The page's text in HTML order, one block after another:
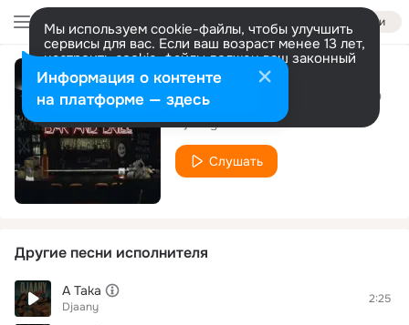
Войти
Мы используем cookie-файлы, чтобы улучшить
сервисы для вас. Если ваш возраст менее 13 лет,
настроить cookie-файлы должен ваш законный
представитель. Больше информации
Разрешить все Настроить
Pitbull (feat. Fyre)
Djaany
Слушать
Другие песни исполнителя
A Taka
Djaany
2:25
Информация о контенте
на платформе — здесь